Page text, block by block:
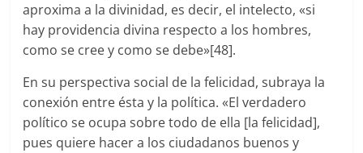
aproxima a la divinidad, es decir, el intelecto, «si
hay providencia divina respecto a los hombres,
como se cree y como se debe»[48].
En su perspectiva social de la felicidad, subraya la
conexión entre ésta y la política. «El verdadero
político se ocupa sobre todo de ella [la felicidad],
pues quiere hacer a los ciudadanos buenos y